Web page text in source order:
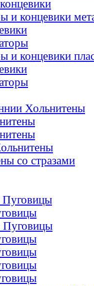
и концевики
и концевики
Хольнитены
со стразами